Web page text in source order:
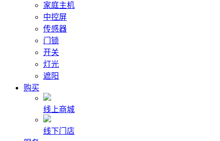
家庭主机
中控屏
传感器
门锁
开关
灯光
遮阳
购买
线上商城
线下门店